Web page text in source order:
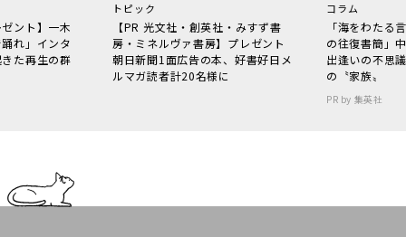
ント】一木
れ」インタ
た再生の群
トピック
【PR 光文社・創英社・みすず書
房・ミネルヴァ書房】プレゼント
朝日新聞1面広告の本、好書好日メ
ルマガ読者計20名様に
コラム
「海をわた
の往復書簡」
出逢いの不思
の〝家族〟
PR by 集英社